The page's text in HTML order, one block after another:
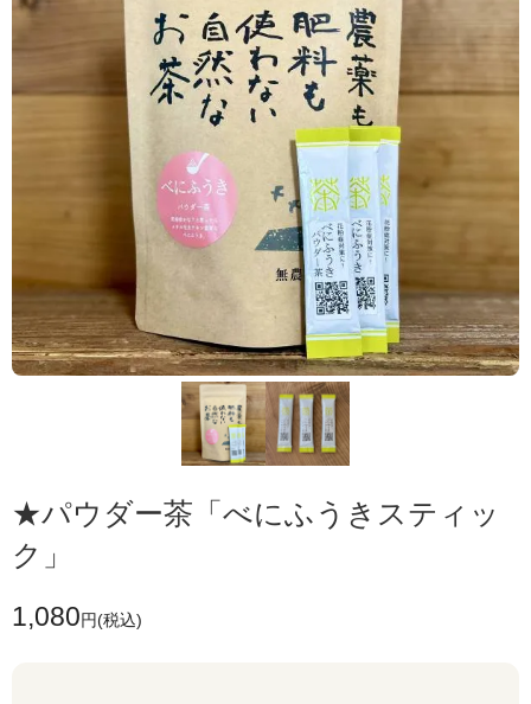
★パウダー茶「べにふうきスティッ
ク」
1,080円(税込)